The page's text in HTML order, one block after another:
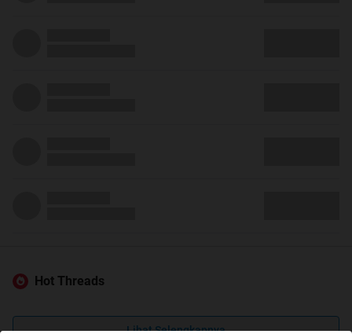
Hot Threads
Lihat Selengkapnya